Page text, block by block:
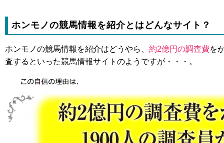
ホンモノの競馬情報を紹介とはどんなサイト？
ホンモノの競馬情報を紹介はどうやら、 約2億円の調査費を
査するといった競馬情報サイトのようですが・・・。